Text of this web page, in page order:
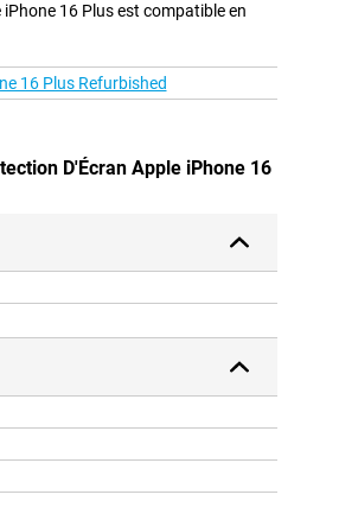
16 Plus est compatible en
16 Plus Refurbished
D'Écran Apple iPhone 16